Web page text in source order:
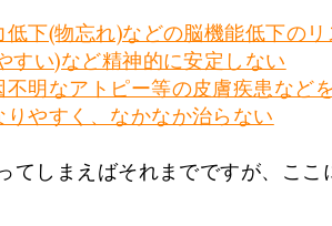
下(物忘れ)などの脳機能低下の
すい)など精神的に安定しない
明なアトピー等の皮膚疾患など
やすく、なかなか治らない
てしまえばそれまでですが、こ